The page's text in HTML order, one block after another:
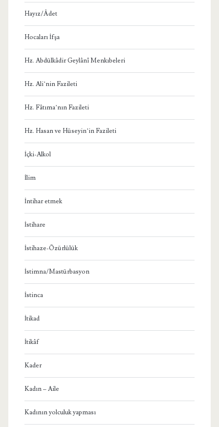
Hayız/Âdet
Hocaları İfşa
Hz. Abdülkâdir Geylânî Menkıbeleri
Hz. Ali’nin Fazileti
Hz. Fâtıma’nın Fazileti
Hz. Hasan ve Hüseyin’in Fazileti
İçki-Alkol
İlim
İntihar etmek
İstihare
İstihaze-Özürlülük
İstimna/Mastürbasyon
İstinca
İtikad
İtikâf
Kader
Kadın – Aile
Kadının yolculuk yapması